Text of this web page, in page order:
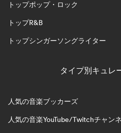
トップポップ・ロック
トップR&B
トップシンガーソングライター
タイプ別キュレ
人気の音楽ブッカーズ
人気の音楽YouTube/Twitchチャン